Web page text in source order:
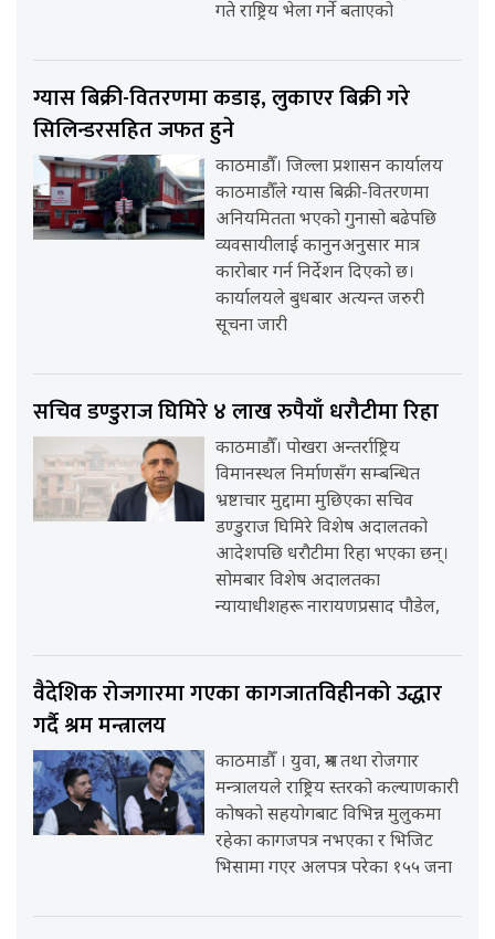
गते राष्ट्रिय भेला गर्ने बताएको
ग्यास बिक्री-वितरणमा कडाइ, लुकाएर बिक्री गरे
सिलिन्डरसहित जफत हुने
काठमाडौँ। जिल्ला प्रशासन कार्यालय
काठमाडौँले ग्यास बिक्री-वितरणमा
अनियमितता भएको गुनासो बढेपछि
व्यवसायीलाई कानुनअनुसार मात्र
कारोबार गर्न निर्देशन दिएको छ।
कार्यालयले बुधबार अत्यन्त जरुरी
सूचना जारी
सचिव डण्डुराज घिमिरे ४ लाख रुपैयाँ धरौटीमा रिहा
काठमाडौँ। पोखरा अन्तर्राष्ट्रिय
विमानस्थल निर्माणसँग सम्बन्धित
भ्रष्टाचार मुद्दामा मुछिएका सचिव
डण्डुराज घिमिरे विशेष अदालतको
आदेशपछि धरौटीमा रिहा भएका छन्।
सोमबार विशेष अदालतका
न्यायाधीशहरू नारायणप्रसाद पौडेल,
वैदेशिक रोजगारमा गएका कागजातविहीनको उद्धार
गर्दै श्रम मन्त्रालय
काठमाडौँ । युवा, श्रम तथा रोजगार
मन्त्रालयले राष्ट्रिय स्तरको कल्याणकारी
कोषको सहयोगबाट विभिन्न मुलुकमा
रहेका कागजपत्र नभएका र भिजिट
भिसामा गएर अलपत्र परेका १५५ जना